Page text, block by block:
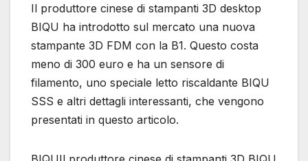
Il produttore cinese di stampanti 3D desktop
BIQU ha introdotto sul mercato una nuova
stampante 3D FDM con la B1. Questo costa
meno di 300 euro e ha un sensore di
filamento, uno speciale letto riscaldante BIQU
SSS e altri dettagli interessanti, che vengono
presentati in questo articolo.